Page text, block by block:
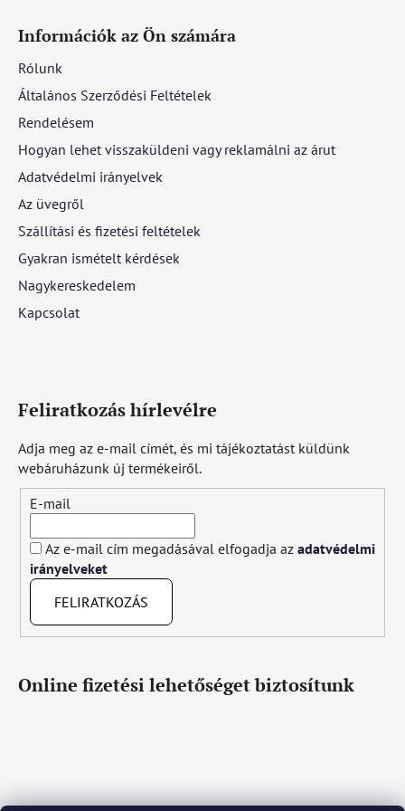
Információk az Ön számára
Rólunk
Általános Szerződési Feltételek
Rendelésem
Hogyan lehet visszaküldeni vagy reklamálni az árut
Adatvédelmi irányelvek
Az üvegről
Szállítási és fizetési feltételek
Gyakran ismételt kérdések
Nagykereskedelem
Kapcsolat
Feliratkozás hírlevélre
Adja meg az e-mail címét, és mi tájékoztatást küldünk
webáruházunk új termékeiről.
E-mail
Az e-mail cím megadásával elfogadja az adatvédelmi
irányelveket
FELIRATKOZÁS
Online fizetési lehetőséget biztosítunk